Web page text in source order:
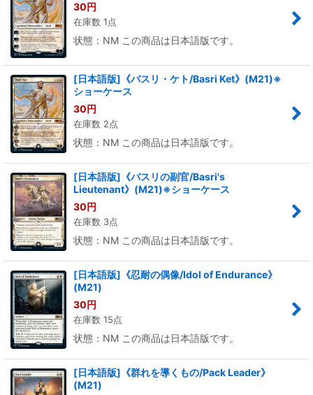
30円
在庫数 1点
状態：NM この商品は日本語版です。
[日本語版]《バスリ・ケト/Basri Ket》(M21)※
ショーケース
30円
在庫数 2点
状態：NM この商品は日本語版です。
[日本語版]《バスリの副官/Basri's
Lieutenant》(M21)※ショーケース
30円
在庫数 3点
状態：NM この商品は日本語版です。
[日本語版]《忍耐の偶像/Idol of Endurance》
(M21)
30円
在庫数 15点
状態：NM この商品は日本語版です。
[日本語版]《群れを導くもの/Pack Leader》
(M21)